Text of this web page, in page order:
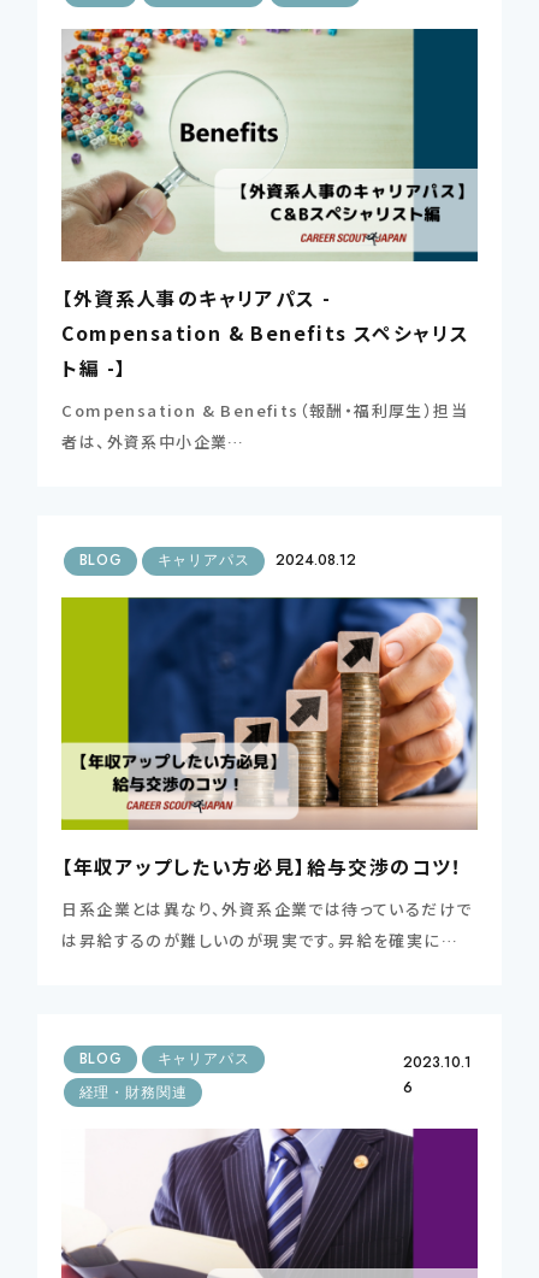
【外資系人事のキャリアパス -
Compensation & Benefits スペシャリス
ト編 -】
Compensation & Benefits（報酬・福利厚生）担当
者は、外資系中小企業…
BLOG キャリアパス 2024.08.12
【年収アップしたい方必見】給与交渉のコツ！
日系企業とは異なり、外資系企業では待っているだけで
は昇給するのが難しいのが現実です。昇給を確実に…
BLOG
キャリアパス
経理・財務関連
2023.10.1
6